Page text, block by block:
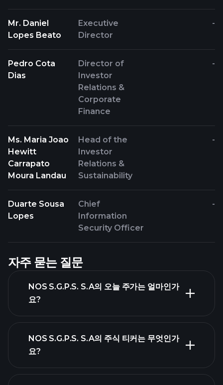
Mr. Daniel
Lopes Beato
Executive
Director
-
Pedro Cota
Dias
Director of
Investor
Relations &
Corporate
Finance
-
Ms. Maria Joao
Hewitt
Carrapato
Moura Landau
Head of the
Investor
Relations &
Sustainability
-
Duarte Sousa
Lopes
Chief
Information
Security Officer
-
자주 묻는 질문
NOS S.G.P.S. S.A의 오늘 주가는 얼마인가
요?
NOS S.G.P.S. S.A의 주식 티커는 무엇인가
요?